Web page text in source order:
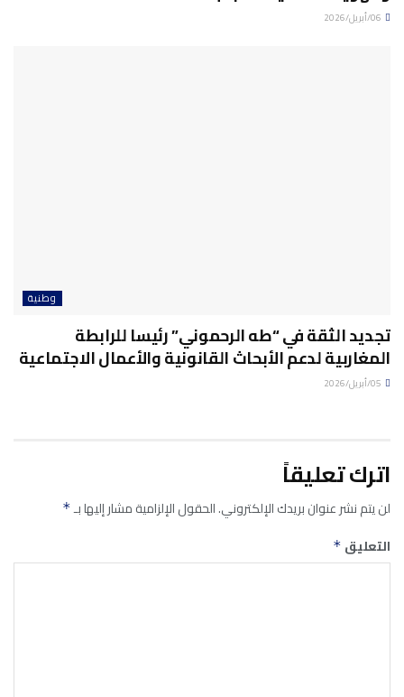
وطنية
تجديد الثقة في “طه الرحموني” رئيسا للرابطة
المغاربية لدعم الأبحاث القانونية والأعمال الاجتماعية
اترك تعليقاً
لن يتم نشر عنوان بريدك الإلكتروني.الحقول الإلزامية مشار إليها بـ*
التعليق *